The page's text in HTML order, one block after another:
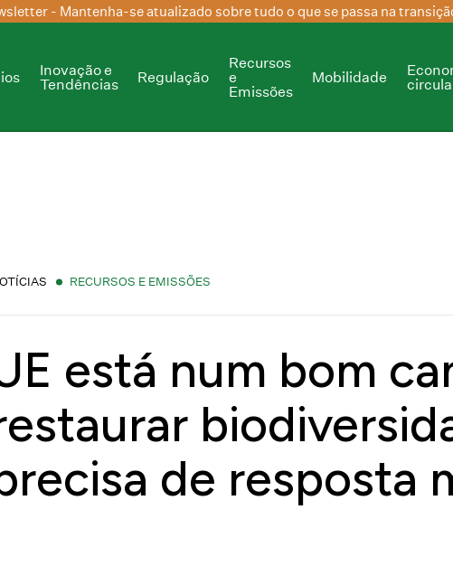
- Mantenha-se atualizado sobre tudo o que se passa na
Inovação e
Tendências
Regulação
Recursos
e
Emissões
Mobilidade
RECURSOS E EMISSÕES
está num bom
de resposta